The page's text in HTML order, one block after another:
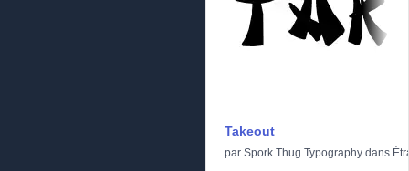
Takeout
par Spork Thug Typography dans